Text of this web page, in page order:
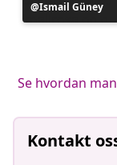
Innlegg
publisert
Ismail Güney
Se hvordan
Kontakt